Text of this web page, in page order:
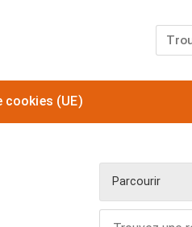
cookies (UE)
Parcourir